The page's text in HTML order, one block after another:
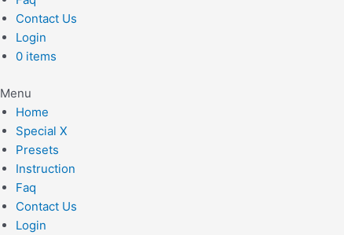
Contact Us
Login
0 items
Menu
Home
Special X
Presets
Instruction
Faq
Contact Us
Login